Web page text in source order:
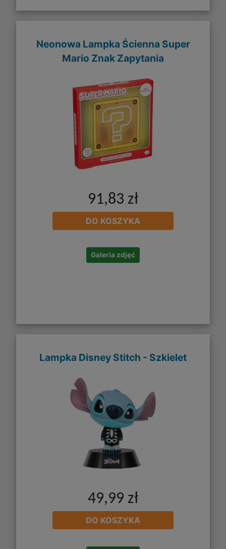
Neonowa Lampka Ścienna Super
Mario Znak Zapytania
91,83 zł
DO KOSZYKA
Galeria zdjęć
Lampka Disney Stitch - Szkielet
49,99 zł
DO KOSZYKA